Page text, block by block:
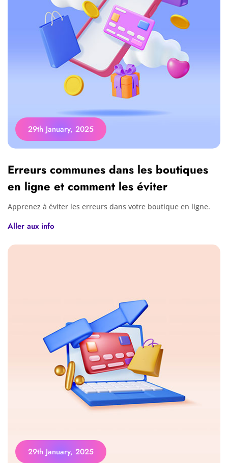
29th January, 2025
Erreurs communes dans les boutiques
en ligne et comment les éviter
Apprenez à éviter les erreurs dans votre boutique en ligne.
Aller aux info
29th January, 2025